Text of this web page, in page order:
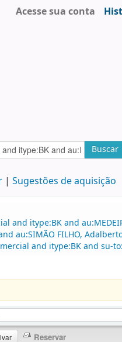
Acesse sua conta
Buscar
Sugestões de aquisição
and itype:BK and
au:SIMÃO FILHO,
and itype:BK and su-